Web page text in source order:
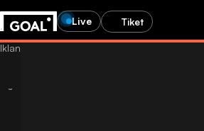
Live Tiket